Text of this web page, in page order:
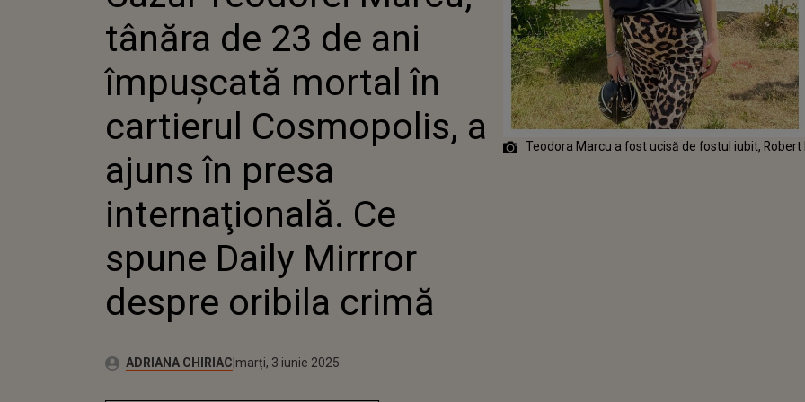
CARTIERUL COSMOPOLIS,
A AJUNS ÎN PRESA
INTERNAŢIONALĂ. CE
SPUNE DAILY MIRRROR
DESPRE ORIBILA CRIMĂ
tânăra de 23 de ani
împuşcată mortal în
cartierul Cosmopolis, a
ajuns în presa
internaţională. Ce
spune Daily Mirrror
despre oribila crimă
Autor:ADRIANA CHIRIACPublicat:
marți, 3 iunie 2025
Actualizat:
marți, 3 iunie 2025
Teodora Marcu a fost ucisă de fostul iubit, Robert